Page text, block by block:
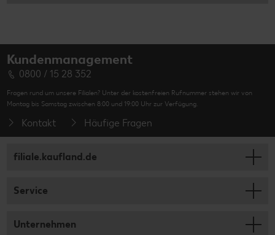
Kundenmanagement
0800 / 15 28 352
Fragen rund um unsere Filialen? Unter der kostenfreien Rufnummer stehen wir von
Montag bis Samstag zwischen 8:00 und 19:00 Uhr zur Verfügung.
Kontakt Häufige Fragen
filiale.kaufland.de
Service
Unternehmen